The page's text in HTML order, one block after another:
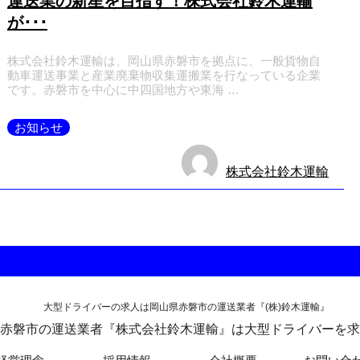
が･･･
株式会社鈴木運輸は、岡山県赤磐市を拠点に、一般貨物自
動車運送事業と産業廃棄物収集運搬業を行なっている企業
です。赤磐市を中心に中四国地方や東海 …
株式会社鈴木運輸
お知らせ
磐市の運送業者『株式会社鈴木運輸』は大型ドライバーを